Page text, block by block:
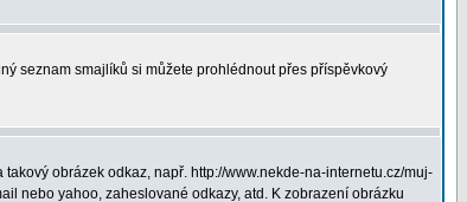
seznam smajlíků si můžete prohlédnout přes příspěvkový
obrázek odkaz, např. http://www.nekde-na-internetu.cz/muj-
nebo yahoo, zaheslované odkazy, atd. K zobrazení obrázku